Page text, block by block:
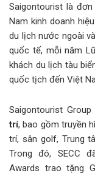
Saigontourist là
Nam kinh doanh
du lịch nước ngoài
quốc tế, mỗi năm
khách du lịch tàu
quốc tịch đến Việt
Saigontourist
trí, bao gồm truyền
trí, sân golf, Trung
Trong đó, SECC
Awards trao tặng